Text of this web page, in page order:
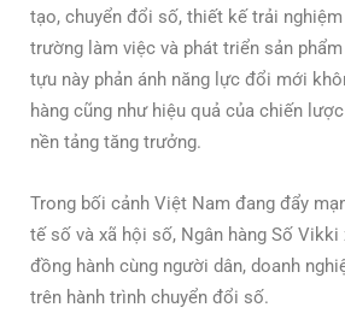
tạo, chuyển đổi số, thiết kế trải
trường làm việc và phát triển sản
tựu này phản ánh năng lực đổi mới
hàng cũng như hiệu quả của chiến
nền tảng tăng trưởng.
Trong bối cảnh Việt Nam đang đẩy
tế số và xã hội số, Ngân hàng Số
đồng hành cùng người dân, doanh
trên hành trình chuyển đổi số.